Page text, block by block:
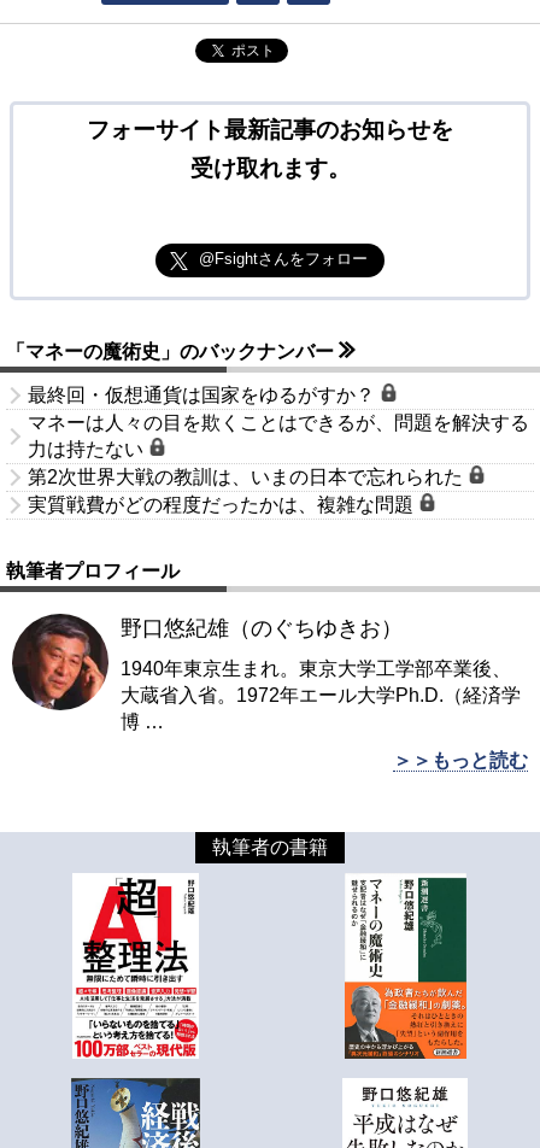
ポスト
フォーサイト最新記事のお知らせを
受け取れます。
@Fsightさんをフォロー
「マネーの魔術史」のバックナンバー
最終回・仮想通貨は国家をゆるがすか？
マネーは人々の目を欺くことはできるが、問題を解決する
力は持たない
第2次世界大戦の教訓は、いまの日本で忘れられた
実質戦費がどの程度だったかは、複雑な問題
執筆者プロフィール
野口悠紀雄（のぐちゆきお）
1940年東京生まれ。東京大学工学部卒業後、
大蔵省入省。1972年エール大学Ph.D.（経済学
博 …
＞＞もっと読む
執筆者の書籍